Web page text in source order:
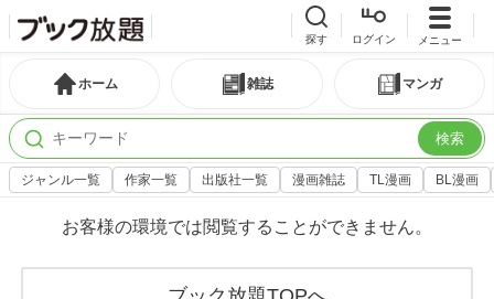
探す ログイン メニュー
ホーム 雑誌 マンガ
検索
ジャンル一覧 作家一覧 出版社一覧 漫画雑誌 TL漫画 BL漫画
お客様の環境では閲覧することができません。